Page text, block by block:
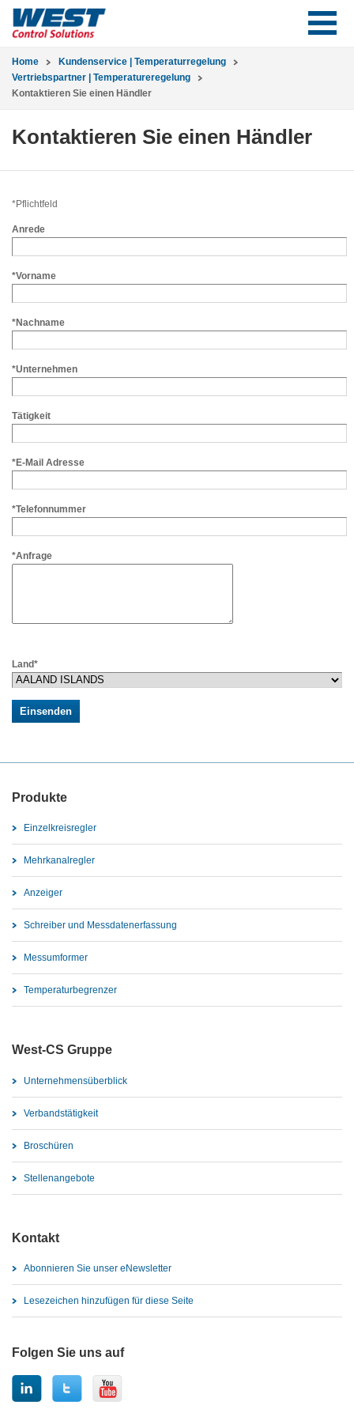
Home
Kundenservice | Temperaturregelung
Vertriebspartner | Temperatureregelung
Kontaktieren Sie einen Händler
Kontaktieren Sie einen Händler
*Pflichtfeld
Anrede
*Vorname
*Nachname
*Unternehmen
Tätigkeit
*E-Mail Adresse
*Telefonnummer
*Anfrage
Land*
Produkte
Einzelkreisregler
Mehrkanalregler
Anzeiger
Schreiber und Messdatenerfassung
Messumformer
Temperaturbegrenzer
West-CS Gruppe
Unternehmensüberblick
Verbandstätigkeit
Broschüren
Stellenangebote
Kontakt
Abonnieren Sie unser eNewsletter
Lesezeichen hinzufügen für diese Seite
Folgen Sie uns auf